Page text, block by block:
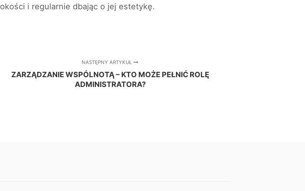
i regularnie dbając o jej estetykę.
NASTĘPNY ARTYKUŁ
ZARZĄDZANIE WSPÓLNOTĄ – KTO MOŻE PEŁNIĆ ROLĘ
ADMINISTRATORA?